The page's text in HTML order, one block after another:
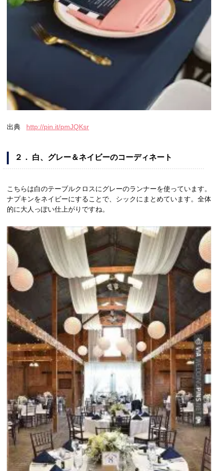
出典 http://pin.it/pmJQKsr
２． 白、グレー＆ネイビーのコーディネート
こちらは白のテーブルクロスにグレーのランナーを使っています。
ナプキンをネイビーにすることで、シックにまとめています。全体
的に大人っぽい仕上がりですね。